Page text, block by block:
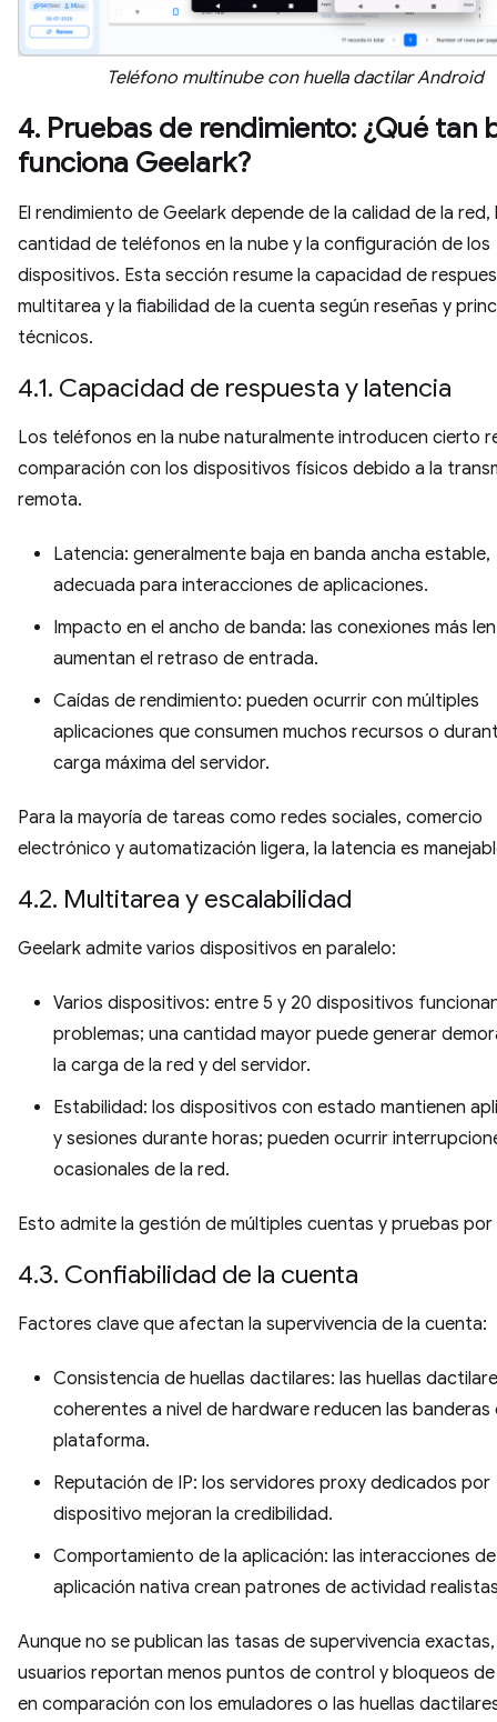
Teléfono multinube con huella dactilar Android
4. Pruebas de rendimiento: ¿Qué tan
funciona Geelark?
El rendimiento de Geelark depende de la calidad de la red,
cantidad de teléfonos en la nube y la configuración de los
dispositivos. Esta sección resume la capacidad de
multitarea y la fiabilidad de la cuenta según reseñas y
técnicos.
4.1. Capacidad de respuesta y latencia
Los teléfonos en la nube naturalmente introducen cierto
comparación con los dispositivos físicos debido a la
remota.
Latencia: generalmente baja en banda ancha estable,
adecuada para interacciones de aplicaciones.
Impacto en el ancho de banda: las conexiones más
aumentan el retraso de entrada.
Caídas de rendimiento: pueden ocurrir con múltiples
aplicaciones que consumen muchos recursos o
carga máxima del servidor.
Para la mayoría de tareas como redes sociales, comercio
electrónico y automatización ligera, la latencia es
4.2. Multitarea y escalabilidad
Geelark admite varios dispositivos en paralelo:
Varios dispositivos: entre 5 y 20 dispositivos
problemas; una cantidad mayor puede generar
la carga de la red y del servidor.
Estabilidad: los dispositivos con estado mantienen
y sesiones durante horas; pueden ocurrir
ocasionales de la red.
Esto admite la gestión de múltiples cuentas y pruebas
4.3. Confiabilidad de la cuenta
Factores clave que afectan la supervivencia de la cuenta:
Consistencia de huellas dactilares: las huellas
coherentes a nivel de hardware reducen las banderas
plataforma.
Reputación de IP: los servidores proxy dedicados por
dispositivo mejoran la credibilidad.
Comportamiento de la aplicación: las interacciones
aplicación nativa crean patrones de actividad
Aunque no se publican las tasas de supervivencia
usuarios reportan menos puntos de control y bloqueos
en comparación con los emuladores o las huellas